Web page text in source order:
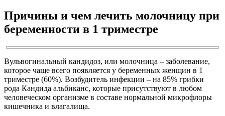
Причины и чем лечить молочницу при
беременности в 1 триместре
Вульвогинальный кандидоз, или молочница – заболевание,
которое чаще всего появляется у беременных женщин в 1
триместре (60%). Возбудитель инфекции – на 85% грибки
рода Кандида альбиканс, которые присутствуют в любом
человеческом организме в составе нормальной микрофлоры
кишечника и влагалища.